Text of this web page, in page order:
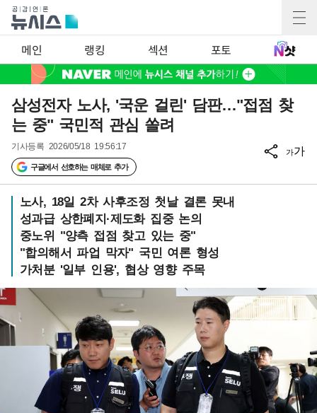
메인 랭킹 섹션 포토
삼성전자 노사, '국운 걸린' 담판…"접점 찾
는 중" 국민적 관심 쏠려
기사등록 2026/05/18 19:56:17
구글에서 선호하는 매체로 추가
가가
노사, 18일 2차 사후조정 첫날 결론 못내
성과급 상한폐지·제도화 집중 논의
중노위 "양측 접점 찾고 있는 중"
"합의해서 파업 막자" 국민 여론 형성
가처분 '일부 인용', 협상 영향 주목